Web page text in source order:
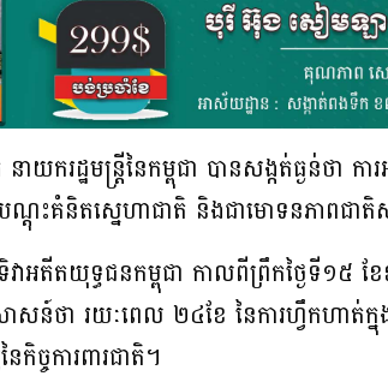
ដ្ឋមន្ត្រីនៃកម្ពុជា បានសង្កត់ធ្ងន់ថា ការ
ណ្ដុះគំនិតស្នេហាជាតិ និងជាមោទនភាពជាតិ
អតីតយុទ្ធជនកម្ពុជា កាលពីព្រឹកថ្ងៃទី១៥
ន៍ថា រយៈពេល ២៤ខែ នៃការហ្វឹកហាត់ក្
ច្ចការពារជាតិ។